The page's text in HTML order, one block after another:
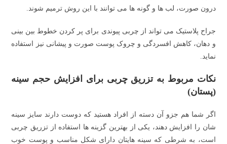
درون صورت، لب ها و گونه ها می توانند با این روش ترمیم شوند.
جراح پلاستیک می تواند از چربی پیوندی برای پر کردن خطوط بین بینی
و دهان، کاهش افسردگی و چروک پوست صورت و پیشانی نیز استفاده
نماید.
نکات مربوط به تزریق چربی برای افزایش حجم سینه
(پستان)
اگر شما هم جزو آن دسته از افراد هستید که دوست دارند سایز سینه
شان را افزایش دهند، یکی از بهترین گزینه ها استفاده از تزریق چربی
است، به شرطی که سینه هایتان دارای شکل مناسب و پوست خوب